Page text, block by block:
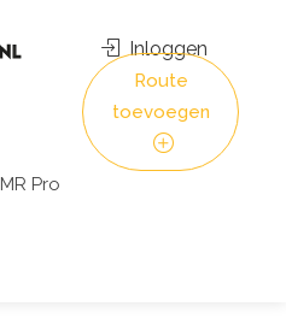
MR Pro
Inloggen
Route
toevoegen